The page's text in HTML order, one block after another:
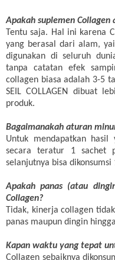
Apakah suplemen Collagen
Tentu saja. Hal ini karena
yang berasal dari alam,
digunakan di seluruh
tanpa catatan efek
collagen biasa adalah 3-5
SEIL COLLAGEN dibuat
produk.
Bagaimanakah aturan
Untuk mendapatkan hasil
secara teratur 1 sachet
selanjutnya bisa
Apakah panas (atau
Collagen?
Tidak, kinerja collagen
panas maupun dingin
Kapan waktu yang tepat
Collagen sebaiknya